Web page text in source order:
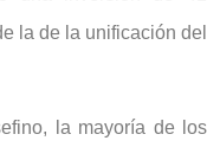
la de la unificación del
la mayoría de los